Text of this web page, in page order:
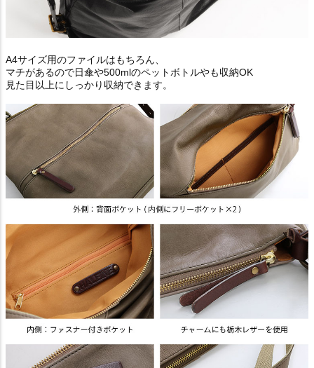
A4サイズ用のファイルはもちろん、
マチがあるので日傘や500mlのペットボトルやも収納OK
見た目以上にしっかり収納できます。